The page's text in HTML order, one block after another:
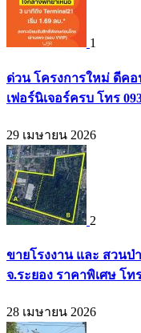
1
ด่วน โครงการใหม่ ดีค
เฟอร์นิเจอร์ครบ โทร
29 เมษายน 2026
2
ขายโรงงาน และ สวนป่
จ.ระยอง ราคาพิเศษ โทร
28 เมษายน 2026